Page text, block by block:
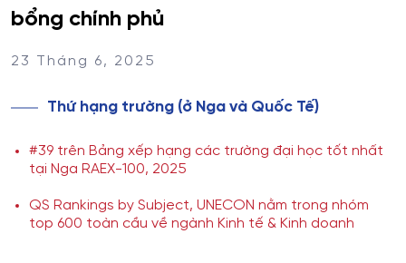
bổng chính phủ
23 Tháng 6, 2025
Thứ hạng trường (ở Nga và Quốc Tế)
#39 trên Bảng xếp hạng các trường đại học tốt nhất
tại Nga RAEX-100, 2025
QS Rankings by Subject, UNECON nằm trong nhóm
top 600 toàn cầu về ngành Kinh tế & Kinh doanh